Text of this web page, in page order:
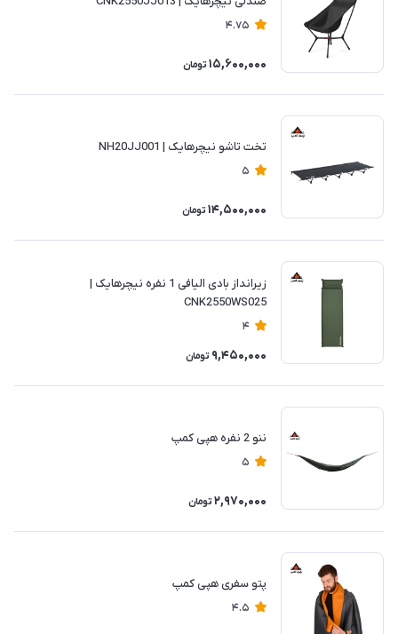
4.75
15,600,000 تومان
تخت تاشو نیچرهایک | NH20JJ001
5
14,500,000 تومان
زیرانداز بادی الیافی 1 نفره نیچرهایک |
CNK2550WS025
4
9,450,000 تومان
ننو 2 نفره هپی کمپ
5
2,970,000 تومان
پتو سفری هپی کمپ
4.5